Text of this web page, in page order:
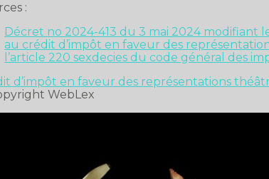
:
Décret no 2024-413 du 3 mai 2024 modifiant
au crédit d’impôt en faveur des
l’article 220 sexdecies du code général des
d’impôt en faveur des représentations
WebLex